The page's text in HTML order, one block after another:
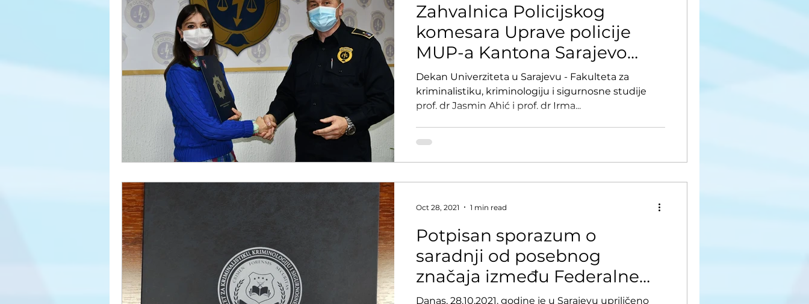
Zahvalnica Policijskog
komesara Uprave policije
MUP-a Kantona Sarajevo
profesorici Fakulteta
Dekan Univerziteta u Sarajevu - Fakulteta za
kriminalistiku, kriminologiju i sigurnosne studije
prof. dr Jasmin Ahić i prof. dr Irma...
Potpisan sporazum o
saradnji od posebnog
značaja između Federalne
uprave policije i Fakulteta
Danas, 28.10.2021. godine je u Sarajevu upriličeno
Oct 28, 2021 1 min read